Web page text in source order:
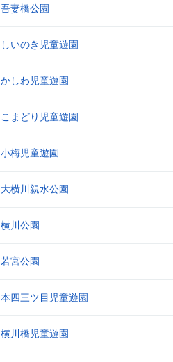
吾妻橋公園
しいのき児童遊園
かしわ児童遊園
こまどり児童遊園
小梅児童遊園
大横川親水公園
横川公園
若宮公園
本四三ツ目児童遊園
横川橋児童遊園